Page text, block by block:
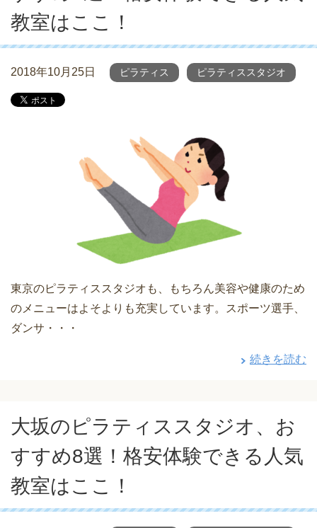
教室はここ！
2018年10月25日 ピラティス ピラティススタジオ
東京のピラティススタジオも、もちろん美容や健康のため
のメニューはよそよりも充実しています。スポーツ選手、
ダンサ・・・
続きを読む
大坂のピラティススタジオ、お
すすめ8選！格安体験できる人気
教室はここ！